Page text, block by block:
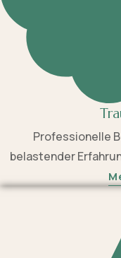
Professionelle
belastender